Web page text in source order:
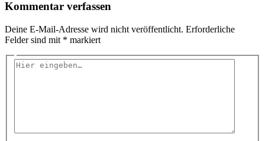
Kommentar verfassen
Deine E-Mail-Adresse wird nicht veröffentlicht. Erforderliche
Felder sind mit * markiert
Hier